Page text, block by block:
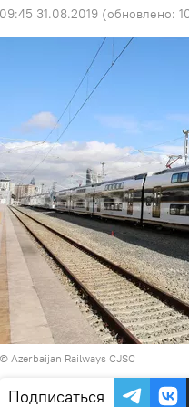
09:45 31.08.2019 (обновлено:
© Azerbaijan Railways CJSC
Подписаться